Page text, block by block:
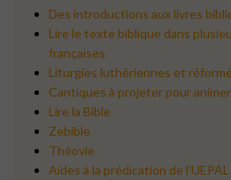
Des introductions aux livres
Lire le texte biblique dans
françaises
Liturgies luthériennes et
Cantiques à projeter pour
Lire la Bible
Zebible
Théovie
Aides à la prédication de l’UEPAL